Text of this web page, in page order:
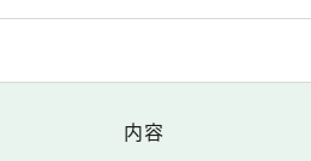
内容